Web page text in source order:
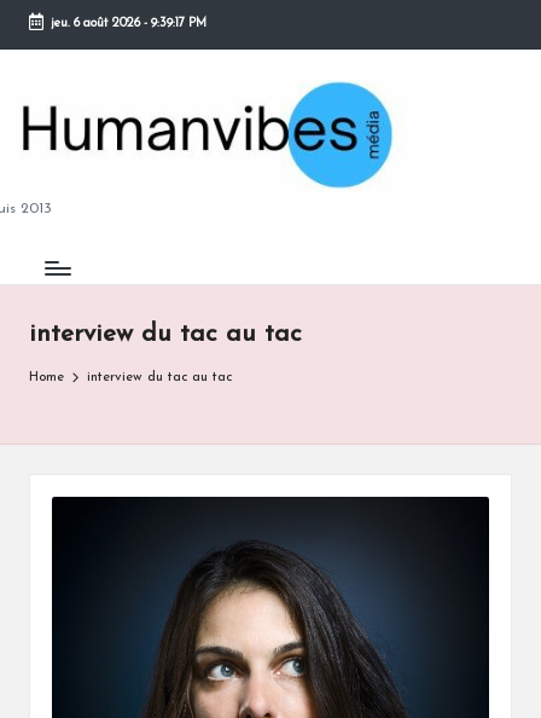
Skip
content
jeu. 6 août 2026- 9:39:17 PM
2013
interview du tac au tac
Home interview du tac au tac